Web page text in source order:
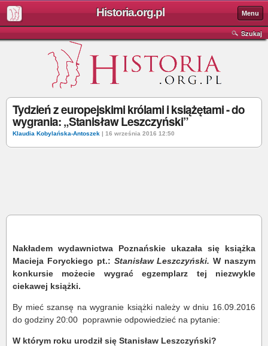
Historia.org.pl Menu
Szukaj
Tydzień z europejskimi królami i książętami - do
wygrania: „Stanisław Leszczyński”
Klaudia Kobylańska-Antoszek | 16 września 2016 12:50
Nakładem wydawnictwa Poznańskie ukazała się książka
Macieja Foryckiego pt.: Stanisław Leszczyński. W naszym
konkursie możecie wygrać egzemplarz tej niezwykle
ciekawej książki.
By mieć szansę na wygranie książki należy w dniu 16.09.2016
do godziny 20:00 poprawnie odpowiedzieć na pytanie:
W którym roku urodził się Stanisław Leszczyński?